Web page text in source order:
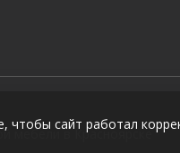
мебели в Красноярске
чтобы сайт работал